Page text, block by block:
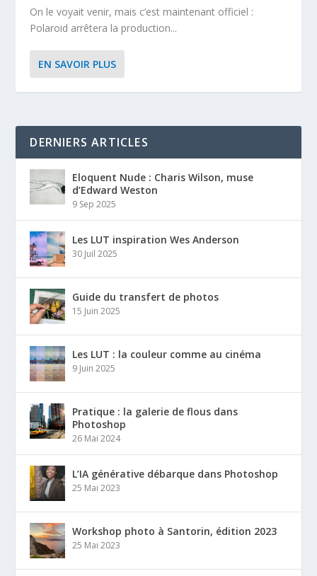
On le voyait venir, mais c’est maintenant officiel :
Polaroid arrêtera la production...
EN SAVOIR PLUS
DERNIERS ARTICLES
Eloquent Nude : Charis Wilson, muse
d’Edward Weston
9 Sep 2025
Les LUT inspiration Wes Anderson
30 Juil 2025
Guide du transfert de photos
15 Juin 2025
Les LUT : la couleur comme au cinéma
9 Juin 2025
Pratique : la galerie de flous dans
Photoshop
26 Mai 2024
L’IA générative débarque dans Photoshop
25 Mai 2023
Workshop photo à Santorin, édition 2023
25 Mai 2023